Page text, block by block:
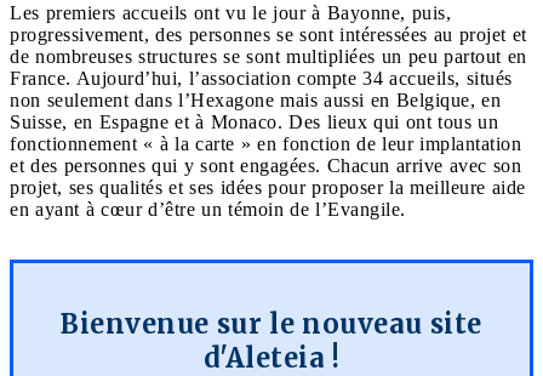
Les premiers accueils ont vu le jour à Bayonne, puis,
progressivement, des personnes se sont intéressées au projet et
de nombreuses structures se sont multipliées un peu partout en
France. Aujourd’hui, l’association compte 34 accueils, situés
non seulement dans l’Hexagone mais aussi en Belgique, en
Suisse, en Espagne et à Monaco. Des lieux qui ont tous un
fonctionnement « à la carte » en fonction de leur implantation
et des personnes qui y sont engagées. Chacun arrive avec son
projet, ses qualités et ses idées pour proposer la meilleure aide
en ayant à cœur d’être un témoin de l’Evangile.
Bienvenue sur le nouveau site
d'Aleteia !